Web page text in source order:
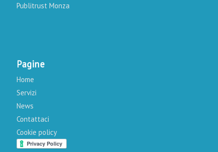
Publitrust Monza
Pagine
Home
Servizi
News
Contattaci
Cookie policy